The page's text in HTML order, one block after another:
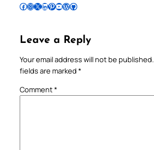
Follow Pradeep on Facebook Follow Pradeep on InstagramFollow Pradeep on X Follow Pradeep on LinkedIn Follow Pradeep on Pinterest Subscribe to Pradeep’s Youtube Channel Follow Pradeep on WordPress Follow Pradeep on GitHub
Leave a Reply
Your email address will not be published.
fields are marked *
Comment*